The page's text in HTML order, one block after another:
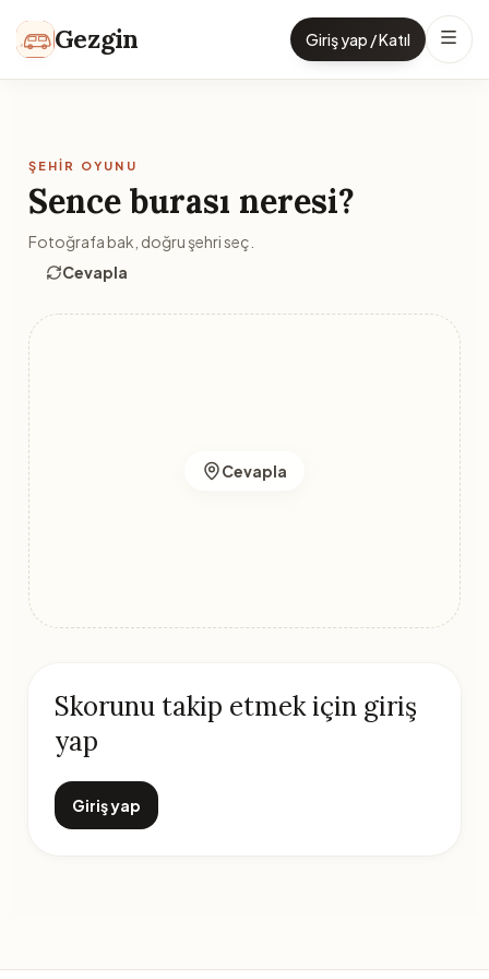
Gezgin Giriş yap / Katıl
ŞEHIR OYUNU
Sence burası neresi?
Fotoğrafa bak, doğru şehri seç.
Cevapla
Cevapla
Skorunu takip etmek için giriş
yap
Giriş yap